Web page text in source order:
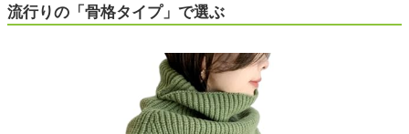
流行りの「骨格タイプ」で選ぶ